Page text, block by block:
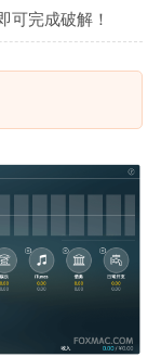
可完成破解！